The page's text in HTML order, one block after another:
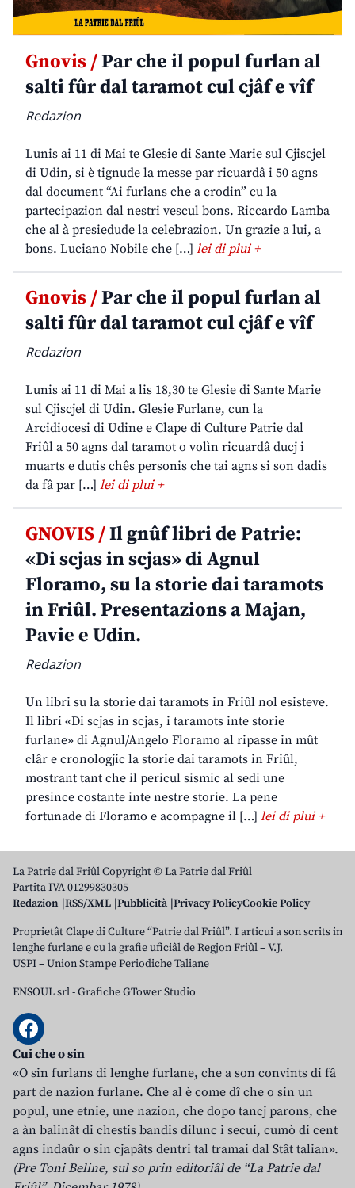
Gnovis /Par che il popul furlan al
salti fûr dal taramot cul cjâf e vîf
Redazion
Lunis ai 11 di Mai te Glesie di Sante Marie sul Cjiscjel
di Udin, si è tignude la messe par ricuardâ i 50 agns
dal document “Ai furlans che a crodin” cu la
partecipazion dal nestri vescul bons. Riccardo Lamba
che al à presiedude la celebrazion. Un grazie a lui, a
bons. Luciano Nobile che […] lei di plui +
Gnovis /Par che il popul furlan al
salti fûr dal taramot cul cjâf e vîf
Redazion
Lunis ai 11 di Mai a lis 18,30 te Glesie di Sante Marie
sul Cjiscjel di Udin. Glesie Furlane, cun la
Arcidiocesi di Udine e Clape di Culture Patrie dal
Friûl a 50 agns dal taramot o volìn ricuardâ ducj i
muarts e dutis chês personis che tai agns si son dadis
da fâ par […] lei di plui +
GNOVIS /Il gnûf libri de Patrie:
«Di scjas in scjas» di Agnul
Floramo, su la storie dai taramots
in Friûl. Presentazions a Majan,
Pavie e Udin.
Redazion
Un libri su la storie dai taramots in Friûl nol esisteve.
Il libri «Di scjas in scjas, i taramots inte storie
furlane» di Agnul/Angelo Floramo al ripasse in mût
clâr e cronologjic la storie dai taramots in Friûl,
mostrant tant che il pericul sismic al sedi une
presince costante inte nestre storie. La pene
fortunade di Floramo e acompagne il […] lei di plui +
La Patrie dal Friûl Copyright © La Patrie dal Friûl
Partita IVA 01299830305
Redazion RSS/XML Pubblicità Privacy PolicyCookie Policy
Proprietât Clape di Culture “Patrie dal Friûl”. I articui a son scrits in
lenghe furlane e cu la grafie uficiâl de Regjon Friûl – V.J.
USPI – Union Stampe Periodiche Taliane
ENSOUL srl-Grafiche GTower Studio
Cui che o sin
«O sin furlans di lenghe furlane, che a son convints di fâ
part de nazion furlane. Che al è come dî che o sin un
popul, une etnie, une nazion, che dopo tancj parons, che
a àn balinât di chestis bandis dilunc i secui, cumò di cent
agns indaûr o sin cjapâts dentri tal tramai dal Stât talian».
(Pre Toni Beline, sul so prin editoriâl de “La Patrie dal